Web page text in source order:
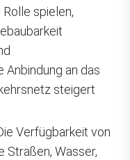
spielen,
Anbindung an das
steigert
Verfügbarkeit von
Wasser,